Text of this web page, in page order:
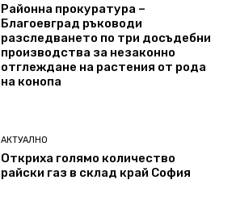
Районна прокуратура –
Благоевград ръководи
разследването по три досъдебни
производства за незаконно
отглеждане на растения от рода
на конопа
АКТУАЛНО
Откриха голямо количество
райски газ в склад край София